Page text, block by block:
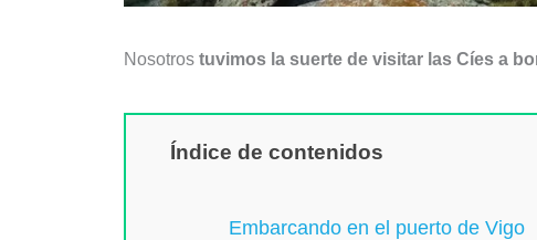
Nosotros tuvimos la suerte de visitar las Cíes a
Índice de contenidos
Embarcando en el puerto de Vigo